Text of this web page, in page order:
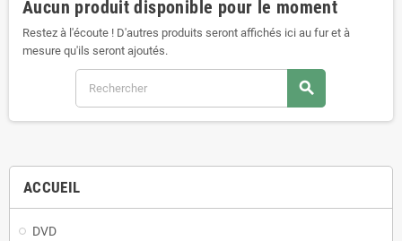
ACCUEIL
DVD
Aucun produit disponible pour le moment
Restez à l'écoute ! D'autres produits seront affichés ici au fur et à
mesure qu'ils seront ajoutés.
search